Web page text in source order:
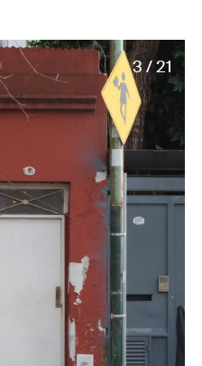
3 / 21